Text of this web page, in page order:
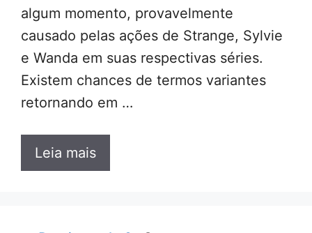
algum momento, provavelmente
causado pelas ações de Strange, Sylvie
e Wanda em suas respectivas séries.
Existem chances de termos variantes
retornando em …
Leia mais